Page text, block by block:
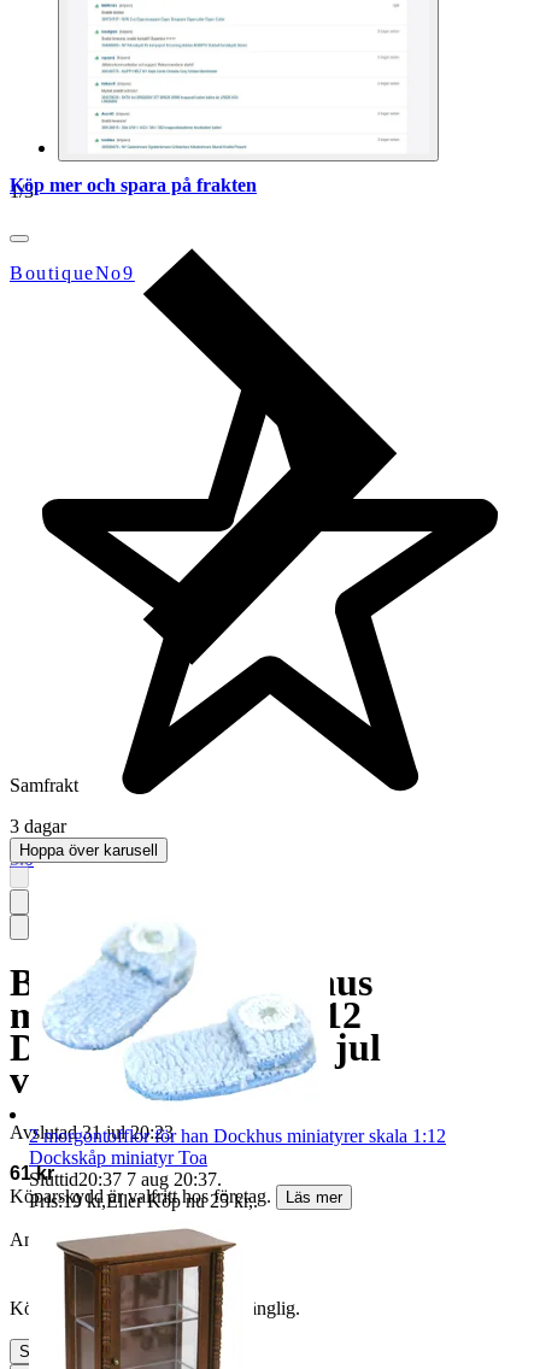
1/3
BoutiqueNo9
5.0
Blockljus jul Dockhus
miniatyrer skala 1:12
Dockskåp miniatyr jul
vardagsrum
Avslutad 31 jul 20:23
61 kr
Köparskydd är valfritt hos företag.
Läs mer
Annonsen avslutades utan köp
Köpförfrågan är tyvärr inte tillgänglig.
Slutade
31 jul 20:23
Köp mer och spara på frakten
Samfrakt
3 dagar
Hoppa över karusell
2 morgontofflor för han Dockhus miniatyrer skala 1:12
Dockskåp miniatyr Toa
Sluttid20:37 7 aug 20:37.
Pris:19 kr,Eller Köp nu 25 kr,.